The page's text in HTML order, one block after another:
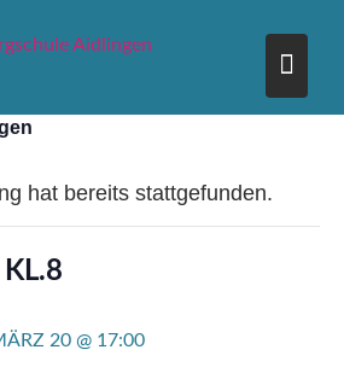
hat bereits stattgefunden.
20 @ 17:00